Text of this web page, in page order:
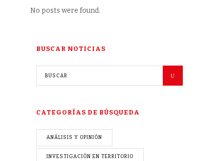
No posts were found.
BUSCAR NOTICIAS
CATEGORÍAS DE BÚSQUEDA
ANÁLISIS Y OPINIÓN
INVESTIGACIÓN EN TERRITORIO